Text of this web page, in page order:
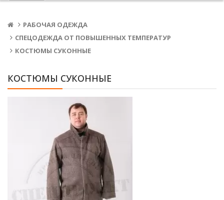
РАБОЧАЯ ОДЕЖДА
СПЕЦОДЕЖДА ОТ ПОВЫШЕННЫХ ТЕМПЕРАТУР
КОСТЮМЫ СУКОННЫЕ
КОСТЮМЫ СУКОННЫЕ